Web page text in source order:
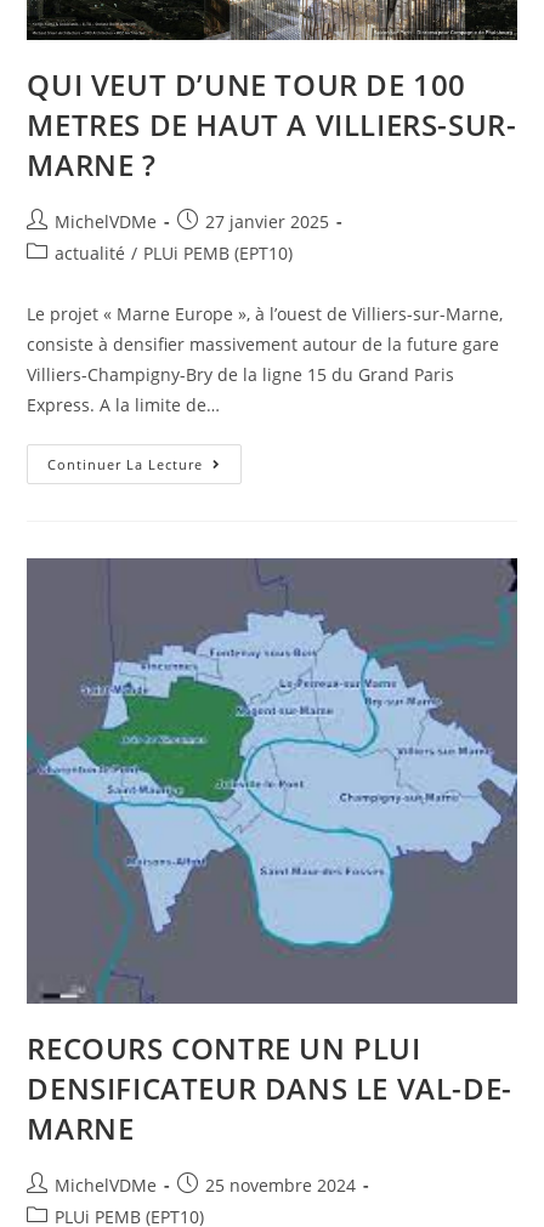
QUI VEUT D’UNE TOUR DE 100
METRES DE HAUT A VILLIERS-SUR-
MARNE ?
MichelVDMe
27 janvier 2025
actualité / PLUi PEMB (EPT10)
Le projet « Marne Europe », à l’ouest de Villiers-sur-Marne,
consiste à densifier massivement autour de la future gare
Villiers-Champigny-Bry de la ligne 15 du Grand Paris
Express. A la limite de…
Continuer La Lecture
RECOURS CONTRE UN PLUI
DENSIFICATEUR DANS LE VAL-DE-
MARNE
MichelVDMe
25 novembre 2024
PLUi PEMB (EPT10)